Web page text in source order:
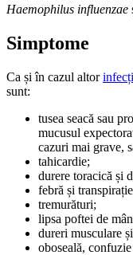
Haemophilus influenzae
Simptome
Ca și în cazul altor
sunt:
tusea seacă sau
mucusul
cazuri mai grave,
tahicardie;
durere toracică și
febră și
tremurături;
lipsa poftei de
dureri musculare
oboseală,